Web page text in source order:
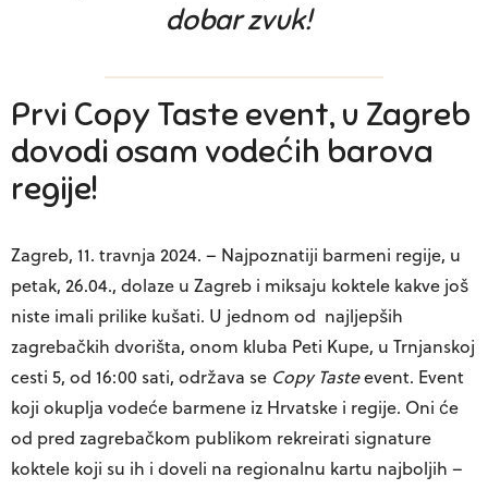
dobar zvuk!
Prvi Copy Taste event, u Zagreb
dovodi osam vodećih barova
regije!
Zagreb, 11. travnja 2024. – Najpoznatiji barmeni regije, u
petak, 26.04., dolaze u Zagreb i miksaju koktele kakve još
niste imali prilike kušati. U jednom od najljepših
zagrebačkih dvorišta, onom kluba Peti Kupe, u Trnjanskoj
cesti 5, od 16:00 sati, održava se Copy Tasteevent. Event
koji okuplja vodeće barmene iz Hrvatske i regije. Oni će
od pred zagrebačkom publikom rekreirati signature
koktele koji su ih i doveli na regionalnu kartu najboljih –